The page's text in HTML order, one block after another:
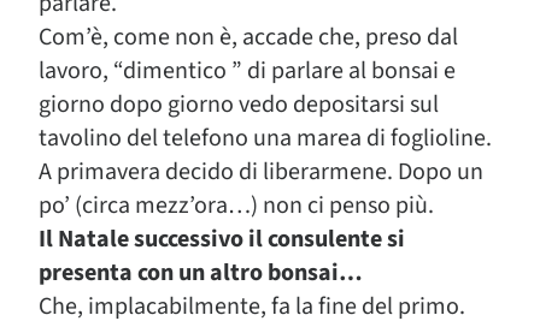
Com’è, come non è, accade che, preso dal
lavoro, “dimentico ” di parlare al bonsai e
giorno dopo giorno vedo depositarsi sul
tavolino del telefono una marea di foglioline.
A primavera decido di liberarmene. Dopo un
po’ (circa mezz’ora…) non ci penso più.
Il Natale successivo il consulente si
presenta con un altro bonsai…
Che, implacabilmente, fa la fine del primo.